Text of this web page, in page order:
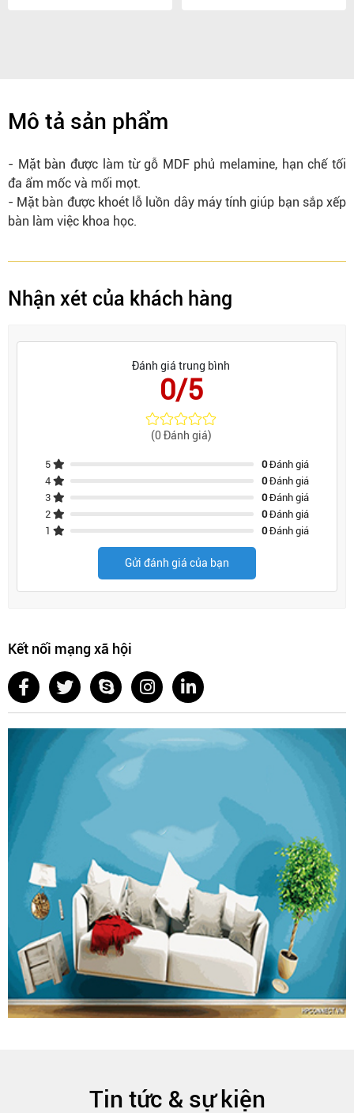
Mô tả sản phẩm
- Mặt bàn được làm từ gỗ MDF phủ melamine, hạn chế tối
đa ẩm mốc và mối mọt.
- Mặt bàn được khoét lỗ luồn dây máy tính giúp bạn sắp xếp
bàn làm việc khoa học.
Nhận xét của khách hàng
Đánh giá trung bình
0/5
(0 Đánh giá)
5 0Đánh giá
4
0Đánh giá
3
0Đánh giá
2
0Đánh giá
1
0Đánh giá
Gửi đánh giá của bạn
Kết nối mạng xã hội
Tin tức & sự kiện